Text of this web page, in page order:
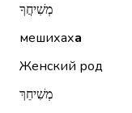
מְשִׁיחֲךָ
мешихаха
Женский род
מְשִׁיחֵךְ